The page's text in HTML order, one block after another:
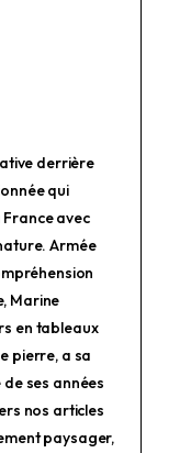
derrière
qui
avec
Armée
Marine
en tableaux
pierre, a sa
ses années
nos articles
paysager,